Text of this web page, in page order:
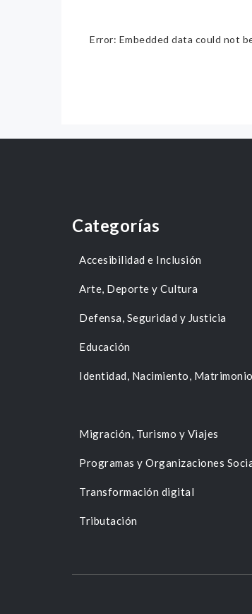
Error: Embedded data could not
Categorías
Accesibilidad e Inclusión
Arte, Deporte y Cultura
Defensa, Seguridad y Justicia
Educación
Identidad, Nacimiento,
Migración, Turismo y Viajes
Programas y Organizaciones
Transformación digital
Tributación